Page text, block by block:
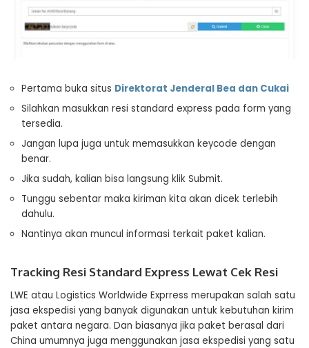
Pertama buka situs Direktorat Jenderal Bea dan Cukai
Silahkan masukkan resi standard express pada form yang
tersedia.
Jangan lupa juga untuk memasukkan keycode dengan
benar.
Jika sudah, kalian bisa langsung klik Submit.
Tunggu sebentar maka kiriman kita akan dicek terlebih
dahulu.
Nantinya akan muncul informasi terkait paket kalian.
Tracking Resi Standard Express Lewat Cek Resi
LWE atau Logistics Worldwide Exprress merupakan salah satu
jasa ekspedisi yang banyak digunakan untuk kebutuhan kirim
paket antara negara. Dan biasanya jika paket berasal dari
China umumnya juga menggunakan jasa ekspedisi yang satu